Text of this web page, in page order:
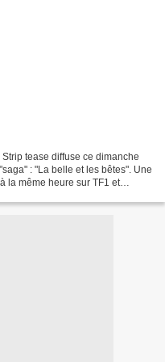
tease diffuse ce dimanche
: "La belle et les bêtes". Une
la même heure sur TF1 et